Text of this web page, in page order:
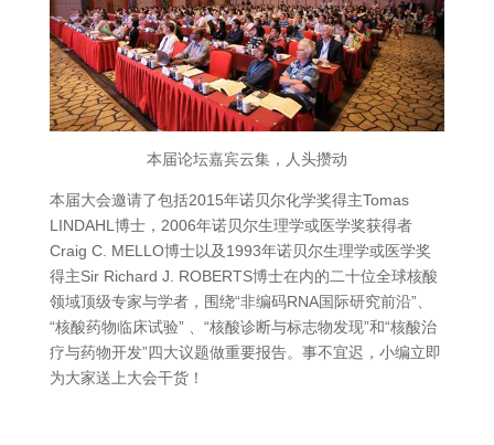
本届论坛嘉宾云集，人头攒动
本届大会邀请了包括2015年诺贝尔化学奖得主Tomas
LINDAHL博士，2006年诺贝尔生理学或医学奖获得者
Craig C. MELLO博士以及1993年诺贝尔生理学或医学奖
得主Sir Richard J. ROBERTS博士在内的二十位全球核酸
领域顶级专家与学者，围绕“非编码RNA国际研究前沿”、
“核酸药物临床试验” 、“核酸诊断与标志物发现”和“核酸治
疗与药物开发”四大议题做重要报告。事不宜迟，小编立即
为大家送上大会干货！